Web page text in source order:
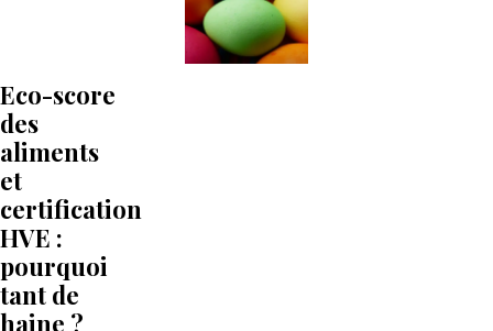
Eco-score
des
aliments
et
certification
HVE :
pourquoi
tant de
haine ?